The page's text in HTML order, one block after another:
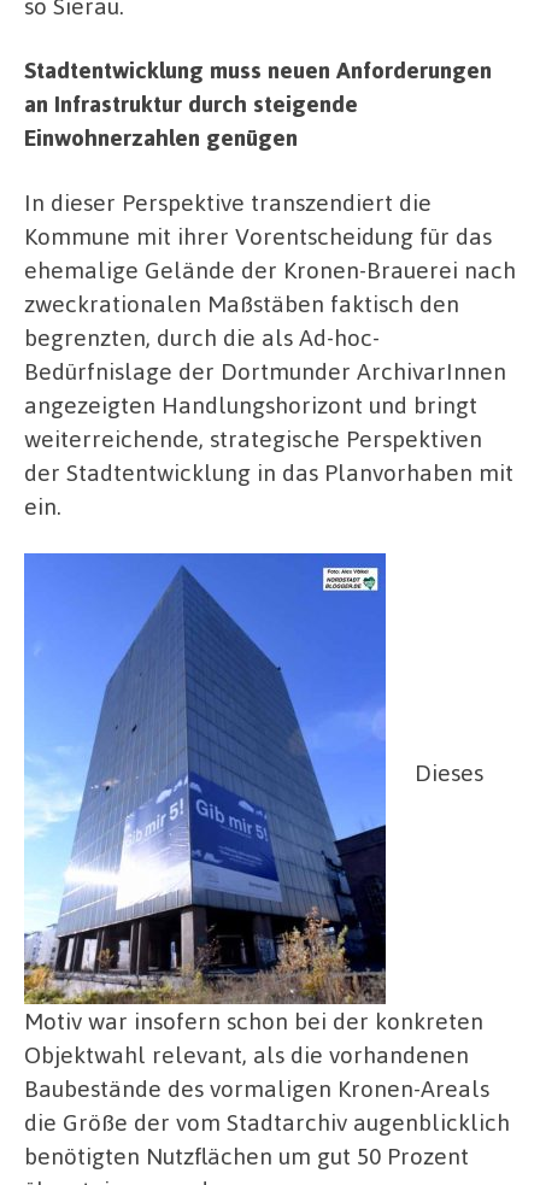
Stadtentwicklung muss neuen Anforderungen
an Infrastruktur durch steigende
Einwohnerzahlen genügen
In dieser Perspektive transzendiert die
Kommune mit ihrer Vorentscheidung für das
ehemalige Gelände der Kronen-Brauerei nach
zweckrationalen Maßstäben faktisch den
begrenzten, durch die als Ad-hoc-
Bedürfnislage der Dortmunder ArchivarInnen
angezeigten Handlungshorizont und bringt
weiterreichende, strategische Perspektiven
der Stadtentwicklung in das Planvorhaben mit
ein.
Dieses
Motiv war insofern schon bei der konkreten
Objektwahl relevant, als die vorhandenen
Baubestände des vormaligen Kronen-Areals
die Größe der vom Stadtarchiv augenblicklich
benötigten Nutzflächen um gut 50 Prozent